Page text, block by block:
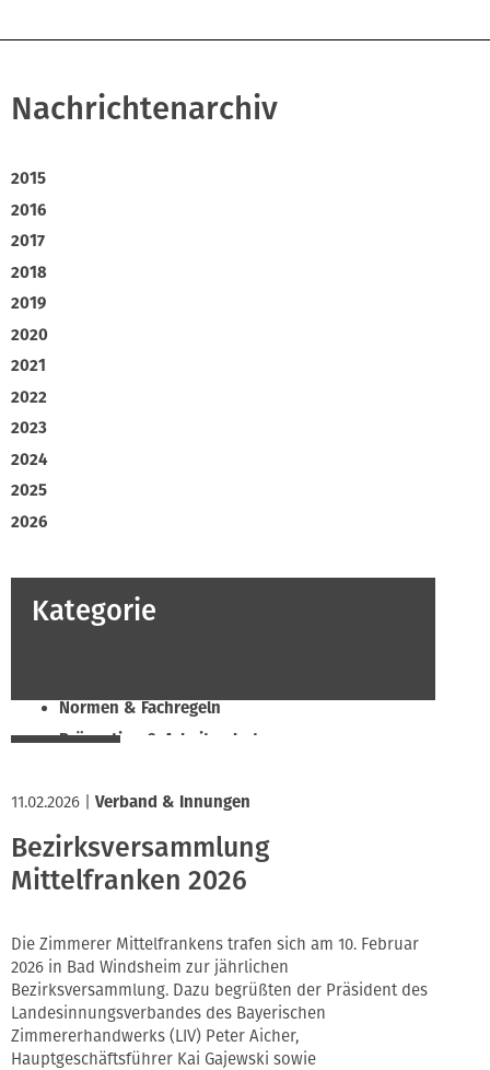
Nachrichtenarchiv
2015
2016
2017
2018
2019
2020
2021
2022
2023
2024
2025
2026
Kategorie
Normen & Fachregeln
Prävention & Arbeitsschutz
Soziales & Tarifpolitik
Verband & Innungen
Innung
11.02.2026 Verband & Innungen
Bezirksversammlung
Mittelfranken 2026
Die Zimmerer Mittelfrankens trafen sich am 10. Februar
2026 in Bad Windsheim zur jährlichen
Bezirksversammlung. Dazu begrüßten der Präsident des
Landesinnungsverbandes des Bayerischen
Zimmererhandwerks (LIV) Peter Aicher,
Hauptgeschäftsführer Kai Gajewski sowie